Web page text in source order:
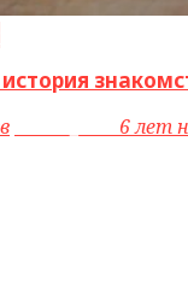
6 лет